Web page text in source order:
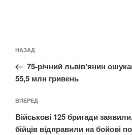
записів
Попередній
запис:
НАЗАД
75-річний львівʼянин
55,5 млн гривень
Наступний
запис
ВПЕРЕД
Військові 125 бригади
бійців відправили на бойові